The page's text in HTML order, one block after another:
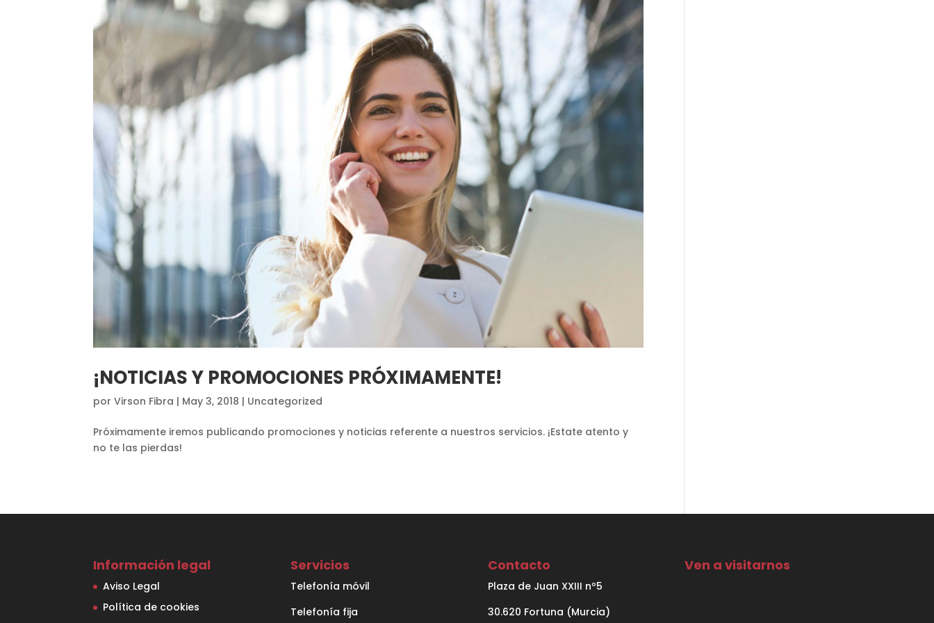
¡NOTICIAS Y PROMOCIONES PRÓXIMAMENTE!
porVirson Fibra | May 3, 2018 | Uncategorized
Próximamente iremos publicando promociones y noticias referente a nuestros servicios. ¡Estate atento y
no te las pierdas!
Información legal
Aviso Legal
Política de cookies
Servicios
Telefonía móvil
Telefonía fija
Contacto
Plaza de Juan XXIII nº5
30.620 Fortuna (Murcia)
Ven a visitarnos